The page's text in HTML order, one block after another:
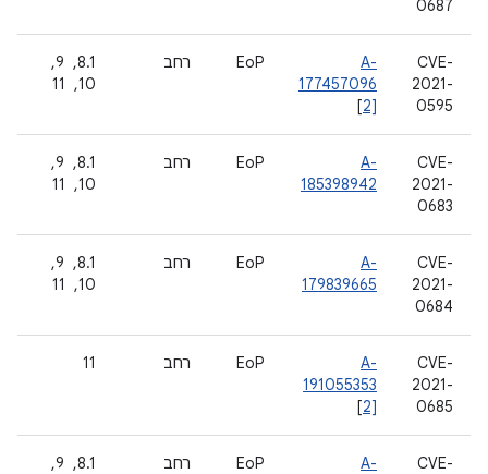
0687
CVE-
2021-
0595
A-
177457096
[2]
EoP רחב
8.1, ‏ 9, ‏
10, ‏ 11
CVE-
2021-
0683
A-
185398942
EoP רחב
8.1, ‏ 9, ‏
10, ‏ 11
CVE-
2021-
0684
A-
179839665
EoP רחב
8.1, ‏ 9, ‏
10, ‏ 11
CVE-
2021-
0685
A-
191055353
[2]
EoP רחב 11
CVE-
A-
EoP רחב
8.1, ‏ 9, ‏